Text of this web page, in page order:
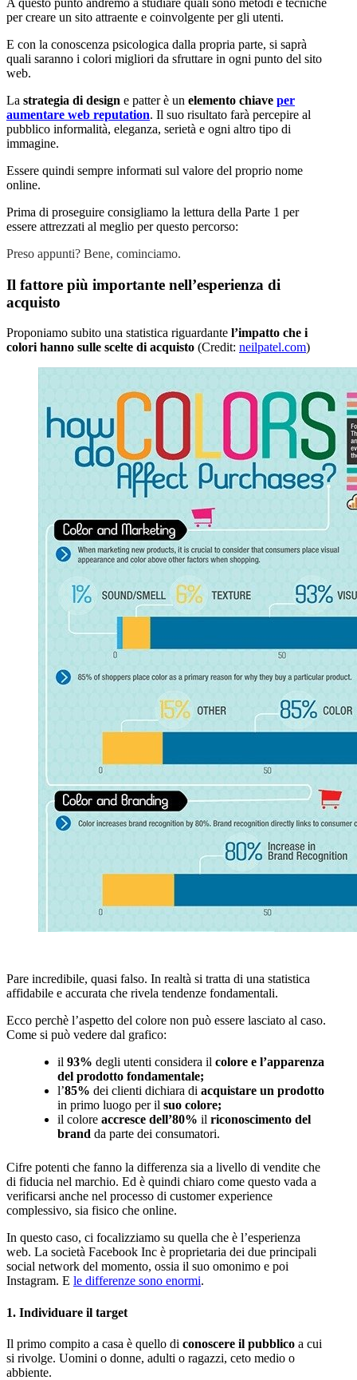
A questo punto andremo a studiare quali sono metodi e tecniche
per creare un sito attraente e coinvolgente per gli utenti.
E con la conoscenza psicologica dalla propria parte, si saprà
quali saranno i colori migliori da sfruttare in ogni punto del sito
web.
La strategia di design e patter è un elemento chiave per
aumentare web reputation. Il suo risultato farà percepire al
pubblico informalità, eleganza, serietà e ogni altro tipo di
immagine.
Essere quindi sempre informati sul valore del proprio nome
online.
Prima di proseguire consigliamo la lettura della Parte 1 per
essere attrezzati al meglio per questo percorso:
Preso appunti? Bene, cominciamo.
Il fattore più importante nell’esperienza di
acquisto
Proponiamo subito una statistica riguardante l’impatto che i
colori hanno sulle scelte di acquisto (Credit: neilpatel.com)
Pare incredibile, quasi falso. In realtà si tratta di una statistica
affidabile e accurata che rivela tendenze fondamentali.
Ecco perchè l’aspetto del colore non può essere lasciato al caso.
Come si può vedere dal grafico:
il 93% degli utenti considera il colore e l’apparenza
del prodotto fondamentale;
l’85% dei clienti dichiara di acquistare un prodotto
in primo luogo per il suo colore;
il colore accresce dell’80% il riconoscimento del
brand da parte dei consumatori.
Cifre potenti che fanno la differenza sia a livello di vendite che
di fiducia nel marchio. Ed è quindi chiaro come questo vada a
verificarsi anche nel processo di customer experience
complessivo, sia fisico che online.
In questo caso, ci focalizziamo su quella che è l’esperienza
web. La società Facebook Inc è proprietaria dei due principali
social network del momento, ossia il suo omonimo e poi
Instagram. E le differenze sono enormi.
1. Individuare il target
Il primo compito a casa è quello di conoscere il pubblico a cui
si rivolge. Uomini o donne, adulti o ragazzi, ceto medio o
abbiente.